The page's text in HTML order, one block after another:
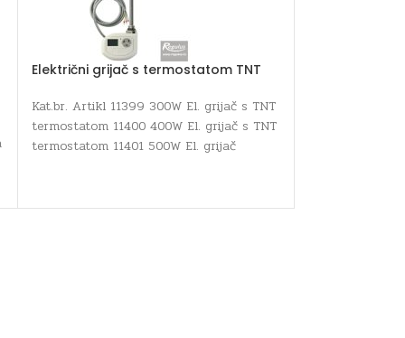
Električni grijač s termostatom TNT
Kat.br. Artikl 11399 300W El. grijač s TNT
termostatom 11400 400W El. grijač s TNT
termostatom 11401 500W El. grijač